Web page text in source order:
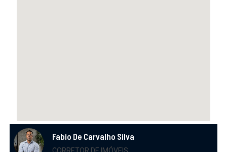
Fabio De Carvalho Silva
CORRETOR DE IMÓVEIS